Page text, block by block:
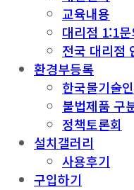
교육내용
대리점 1:1문
전국 대리점
환경부등록
한국물기술
불법제품 구
정책토론회
설치갤러리
사용후기
구입하기